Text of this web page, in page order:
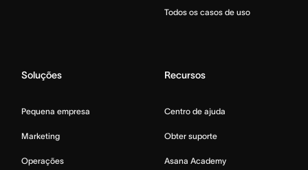
Todos os casos de uso
Soluções
Pequena empresa
Marketing
Operações
Recursos
Centro de ajuda
Obter suporte
Asana Academy